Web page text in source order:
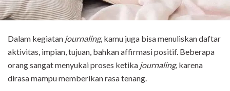
Dalam kegiatan journaling, kamu juga bisa menuliskan daftar
aktivitas, impian, tujuan, bahkan affirmasi positif. Beberapa
orang sangat menyukai proses ketika journaling, karena
dirasa mampu memberikan rasa tenang.